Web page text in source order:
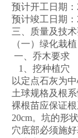
预计开工日期：
预计竣工日期：
三、质量及技
（一）绿化栽植
一、乔木要求
1、挖种植穴
以定点石灰为
土球规格及根
裸根苗应保证
20cm。坑的形
穴底部必须施